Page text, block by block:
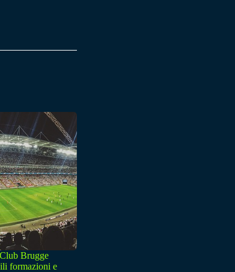
Brugge
formazioni e